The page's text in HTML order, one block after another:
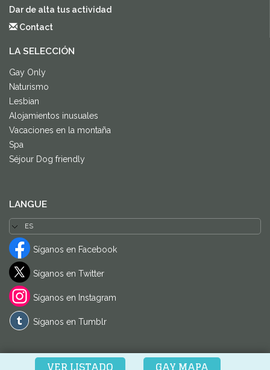
Dar de alta tus actividad
Contact
LA SELECCIÓN
Gay Only
Naturismo
Lesbian
Alojamientos inusuales
Vacaciones en la montaña
Spa
Séjour Dog friendly
LANGUE
Síganos en Facebook
Síganos en Twitter
Síganos en Instagram
Síganos en Tumblr